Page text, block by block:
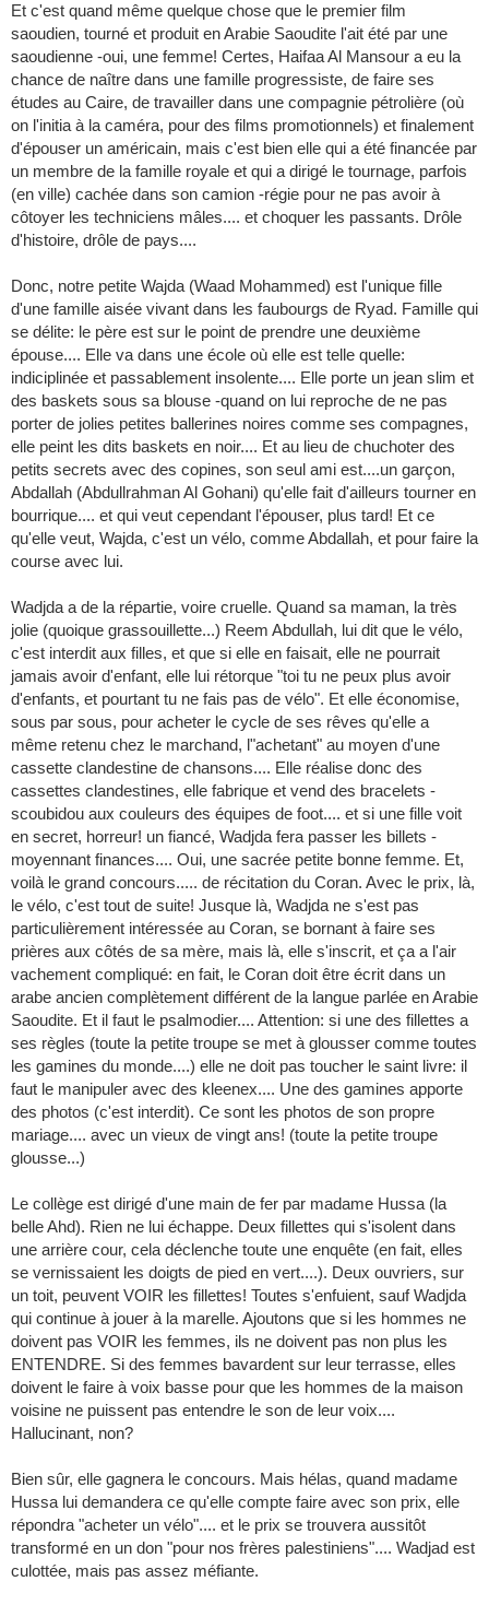
Et c'est quand même quelque chose que le premier film
saoudien, tourné et produit en Arabie Saoudite l'ait été par une
saoudienne -oui, une femme! Certes, Haifaa Al Mansour a eu la
chance de naître dans une famille progressiste, de faire ses
études au Caire, de travailler dans une compagnie pétrolière (où
on l'initia à la caméra, pour des films promotionnels) et finalement
d'épouser un américain, mais c'est bien elle qui a été financée par
un membre de la famille royale et qui a dirigé le tournage, parfois
(en ville) cachée dans son camion -régie pour ne pas avoir à
côtoyer les techniciens mâles.... et choquer les passants. Drôle
d'histoire, drôle de pays....
Donc, notre petite Wajda (Waad Mohammed) est l'unique fille
d'une famille aisée vivant dans les faubourgs de Ryad. Famille qui
se délite: le père est sur le point de prendre une deuxième
épouse.... Elle va dans une école où elle est telle quelle:
indiciplinée et passablement insolente.... Elle porte un jean slim et
des baskets sous sa blouse -quand on lui reproche de ne pas
porter de jolies petites ballerines noires comme ses compagnes,
elle peint les dits baskets en noir.... Et au lieu de chuchoter des
petits secrets avec des copines, son seul ami est....un garçon,
Abdallah (Abdullrahman Al Gohani) qu'elle fait d'ailleurs tourner en
bourrique.... et qui veut cependant l'épouser, plus tard! Et ce
qu'elle veut, Wajda, c'est un vélo, comme Abdallah, et pour faire la
course avec lui.
Wadjda a de la répartie, voire cruelle. Quand sa maman, la très
jolie (quoique grassouillette...) Reem Abdullah, lui dit que le vélo,
c'est interdit aux filles, et que si elle en faisait, elle ne pourrait
jamais avoir d'enfant, elle lui rétorque "toi tu ne peux plus avoir
d'enfants, et pourtant tu ne fais pas de vélo". Et elle économise,
sous par sous, pour acheter le cycle de ses rêves qu'elle a
même retenu chez le marchand, l"achetant" au moyen d'une
cassette clandestine de chansons.... Elle réalise donc des
cassettes clandestines, elle fabrique et vend des bracelets -
scoubidou aux couleurs des équipes de foot.... et si une fille voit
en secret, horreur! un fiancé, Wadjda fera passer les billets -
moyennant finances.... Oui, une sacrée petite bonne femme. Et,
voilà le grand concours..... de récitation du Coran. Avec le prix, là,
le vélo, c'est tout de suite! Jusque là, Wadjda ne s'est pas
particulièrement intéressée au Coran, se bornant à faire ses
prières aux côtés de sa mère, mais là, elle s'inscrit, et ça a l'air
vachement compliqué: en fait, le Coran doit être écrit dans un
arabe ancien complètement différent de la langue parlée en Arabie
Saoudite. Et il faut le psalmodier.... Attention: si une des fillettes a
ses règles (toute la petite troupe se met à glousser comme toutes
les gamines du monde....) elle ne doit pas toucher le saint livre: il
faut le manipuler avec des kleenex.... Une des gamines apporte
des photos (c'est interdit). Ce sont les photos de son propre
mariage.... avec un vieux de vingt ans! (toute la petite troupe
glousse...)
Le collège est dirigé d'une main de fer par madame Hussa (la
belle Ahd). Rien ne lui échappe. Deux fillettes qui s'isolent dans
une arrière cour, cela déclenche toute une enquête (en fait, elles
se vernissaient les doigts de pied en vert....). Deux ouvriers, sur
un toit, peuvent VOIR les fillettes! Toutes s'enfuient, sauf Wadjda
qui continue à jouer à la marelle. Ajoutons que si les hommes ne
doivent pas VOIR les femmes, ils ne doivent pas non plus les
ENTENDRE. Si des femmes bavardent sur leur terrasse, elles
doivent le faire à voix basse pour que les hommes de la maison
voisine ne puissent pas entendre le son de leur voix....
Hallucinant, non?
Bien sûr, elle gagnera le concours. Mais hélas, quand madame
Hussa lui demandera ce qu'elle compte faire avec son prix, elle
répondra "acheter un vélo".... et le prix se trouvera aussitôt
transformé en un don "pour nos frères palestiniens".... Wadjad est
culottée, mais pas assez méfiante.